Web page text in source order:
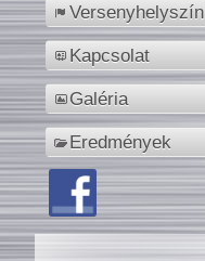
Versenyhelyszín
Kapcsolat
Galéria
Eredmények